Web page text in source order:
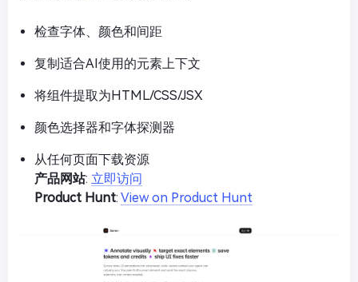
检查字体、颜色和间距
复制适合AI使用的元素上下文
将组件提取为HTML/CSS/JSX
颜色选择器和字体探测器
从任何页面下载资源
产品网站: 立即访问
Product Hunt: View on Product Hunt